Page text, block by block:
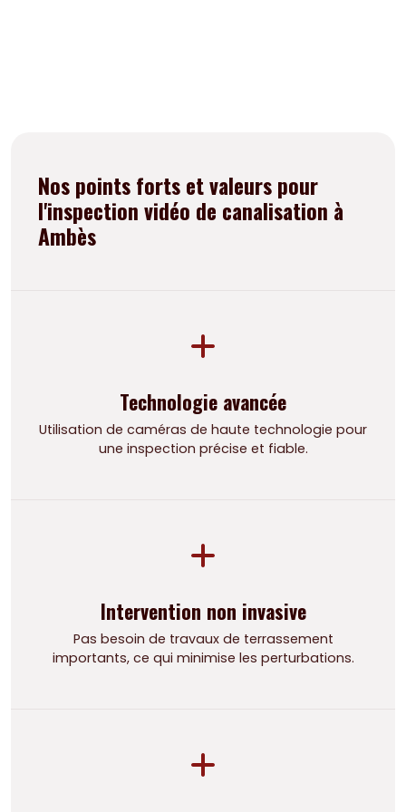
Nos points forts et valeurs pour
l'inspection vidéo de canalisation à
Ambès
Technologie avancée
Utilisation de caméras de haute technologie pour
une inspection précise et fiable.
Intervention non invasive
Pas besoin de travaux de terrassement
importants, ce qui minimise les perturbations.